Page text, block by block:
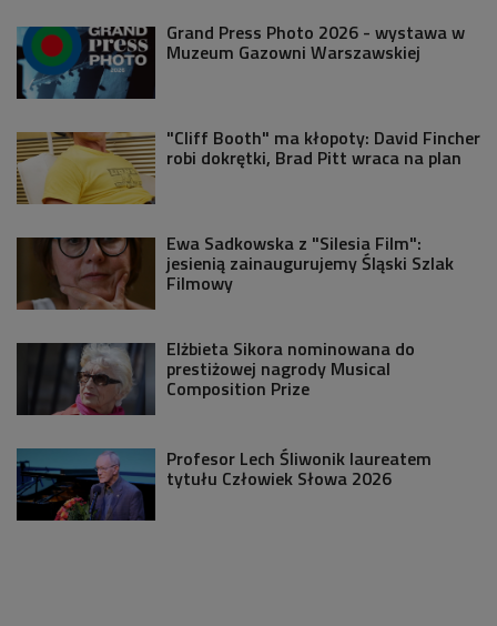
Grand Press Photo 2026 - wystawa w
Muzeum Gazowni Warszawskiej
"Cliff Booth" ma kłopoty: David Fincher
robi dokrętki, Brad Pitt wraca na plan
Ewa Sadkowska z "Silesia Film":
jesienią zainaugurujemy Śląski Szlak
Filmowy
Elżbieta Sikora nominowana do
prestiżowej nagrody Musical
Composition Prize
Profesor Lech Śliwonik laureatem
tytułu Człowiek Słowa 2026